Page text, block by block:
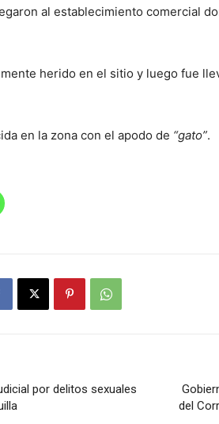
al establecimiento comercial
herido en el sitio y luego fue
en la zona con el apodo de “gato”.
por delitos sexuales
del